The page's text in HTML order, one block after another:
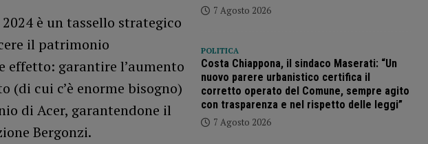
è un tassello strategico
il patrimonio
effetto: garantire l’aumento
(di cui c’è enorme bisogno)
di Acer, garantendone il
Bergonzi.
7 Agosto 2026
POLITICA
Costa Chiappona, il sindaco Maserati: “Un
nuovo parere urbanistico certifica il
corretto operato del Comune, sempre agito
con trasparenza e nel rispetto delle leggi”
7 Agosto 2026